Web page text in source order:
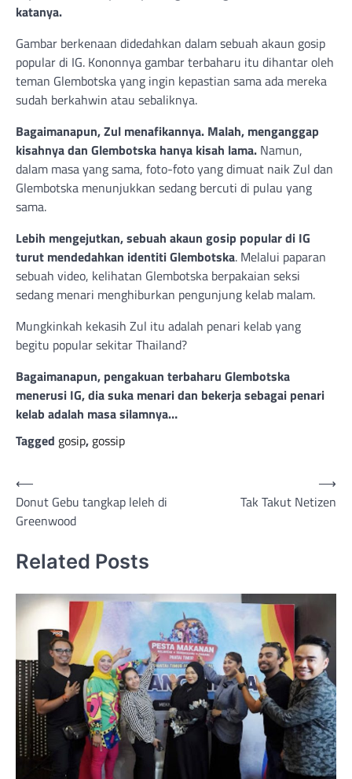
katanya.
Gambar berkenaan didedahkan dalam sebuah akaun gosip
popular di IG. Kononnya gambar terbaharu itu dihantar oleh
teman Glembotska yang ingin kepastian sama ada mereka
sudah berkahwin atau sebaliknya.
Bagaimanapun, Zul menafikannya. Malah, menganggap
kisahnya dan Glembotska hanya kisah lama. Namun,
dalam masa yang sama, foto-foto yang dimuat naik Zul dan
Glembotska menunjukkan sedang bercuti di pulau yang
sama.
Lebih mengejutkan, sebuah akaun gosip popular di IG
turut mendedahkan identiti Glembotska. Melalui paparan
sebuah video, kelihatan Glembotska berpakaian seksi
sedang menari menghiburkan pengunjung kelab malam.
Mungkinkah kekasih Zul itu adalah penari kelab yang
begitu popular sekitar Thailand?
Bagaimanapun, pengakuan terbaharu Glembotska
menerusi IG, dia suka menari dan bekerja sebagai penari
kelab adalah masa silamnya…
Tagged gosip, gossip
Post
navigation
⟵
Donut Gebu tangkap leleh di
Greenwood
Tak Takut Netizen
⟶
Related Posts